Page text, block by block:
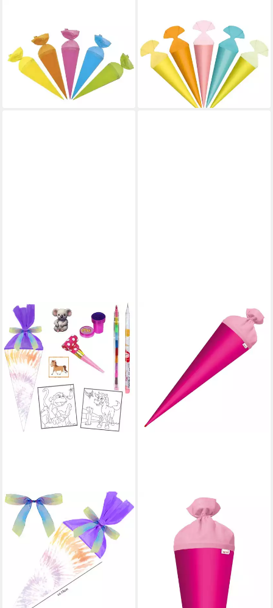
Geschenktüte 15cm rund
Zuckertüte Krepp-Verschluss
17,39 €
lieferbar - in 6-7 Werktagen bei dir
Schultüte Pastell, 5er Set, 12
cm, rund, mit
Kreppverschluss,
Geschenktüte
14,99 €
lieferbar - in 2-3 Werktagen bei dir